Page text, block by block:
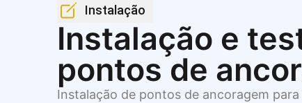
Instalação
Instalação e
pontos de
Instalação de pontos de ancoragem